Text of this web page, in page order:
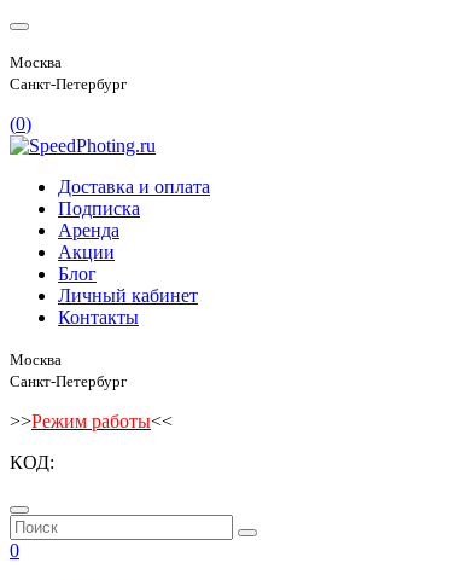
Москва
Санкт-Петербург
(0)
Доставка и оплата
Подписка
Аренда
Акции
Блог
Личный кабинет
Контакты
Москва
Санкт-Петербург
>>Режим работы<<
КОД:
0